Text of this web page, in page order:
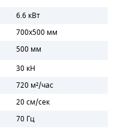
6.6 кВт
700х500 мм
500 мм
30 кН
720 м²/час
20 см/сек
70 Гц